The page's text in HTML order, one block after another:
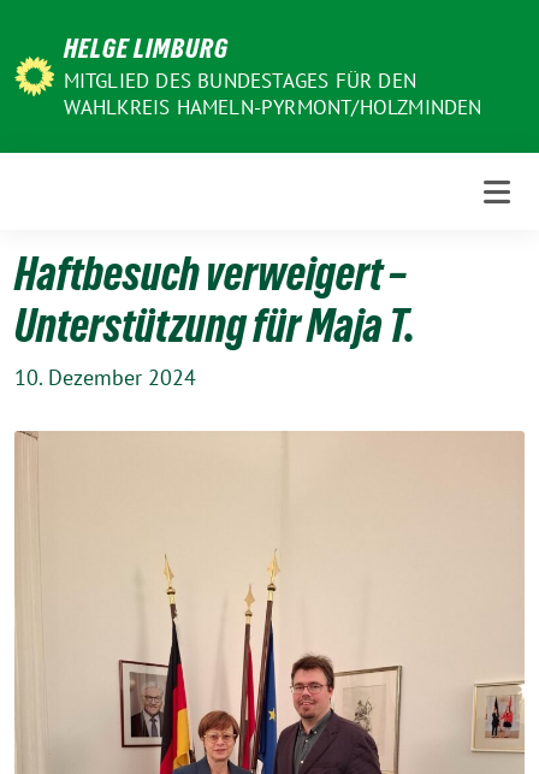
Inhalt
HELGE LIMBURG
MITGLIED DES BUNDESTAGES FÜR DEN
WAHLKREIS HAMELN-PYRMONT/HOLZMINDEN
Haftbesuch verweigert –
Unterstützung für Maja T.
10. Dezember 2024